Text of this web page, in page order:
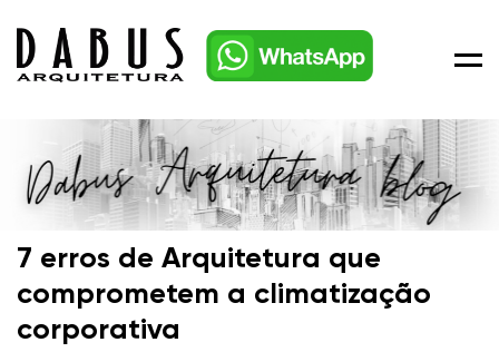
7 erros de Arquitetura que
comprometem a climatização
corporativa